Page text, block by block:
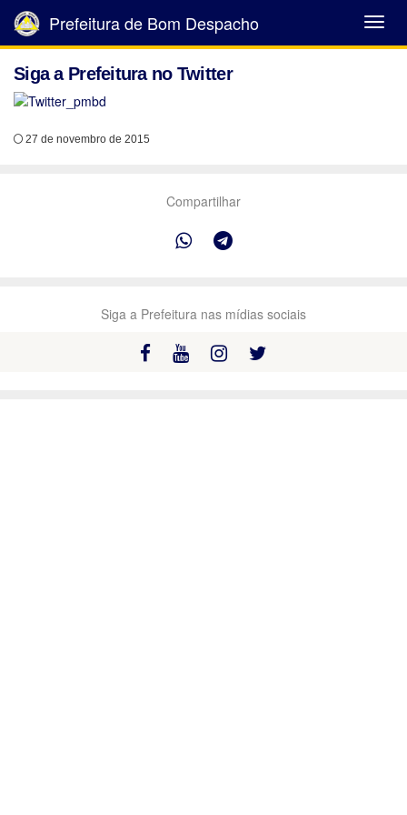
Abrir
Menu
Prefeitura de Bom Despacho
Siga a Prefeitura no Twitter
27 de novembro de 2015
Compartilhar
Siga a Prefeitura nas mídias sociais